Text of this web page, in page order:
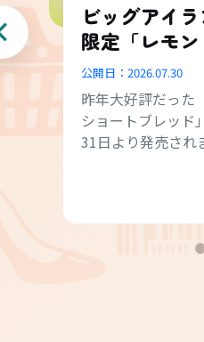
ビッグアイラ
限定「レモ
ド・コンボ・
公開日： 2026.07.30
昨年大好評だった
ショートブレッド
31日より発売され